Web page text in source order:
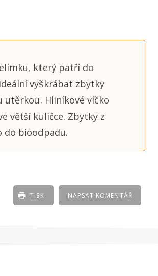
který patří do
vyškrábat zbytky
Hliníkové víčko
větší kuličce. Zbytky z
do bioodpadu.
NAPSAT KOMENTÁŘ
TISK